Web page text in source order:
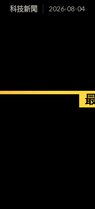
科技新聞 2026-08-04